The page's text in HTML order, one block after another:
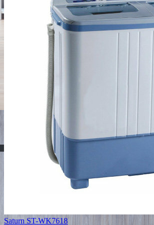
Saturn ST-WK7618